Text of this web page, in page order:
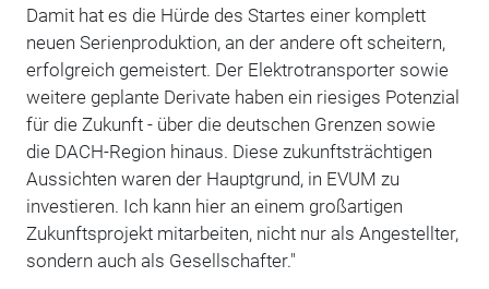
Damit hat es die Hürde des Startes einer komplett
neuen Serienproduktion, an der andere oft scheitern,
erfolgreich gemeistert. Der Elektrotransporter sowie
weitere geplante Derivate haben ein riesiges Potenzial
für die Zukunft - über die deutschen Grenzen sowie
die DACH-Region hinaus. Diese zukunftsträchtigen
Aussichten waren der Hauptgrund, in EVUM zu
investieren. Ich kann hier an einem großartigen
Zukunftsprojekt mitarbeiten, nicht nur als Angestellter,
sondern auch als Gesellschafter."